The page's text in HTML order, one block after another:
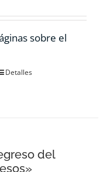
sobre el
Detalles
del